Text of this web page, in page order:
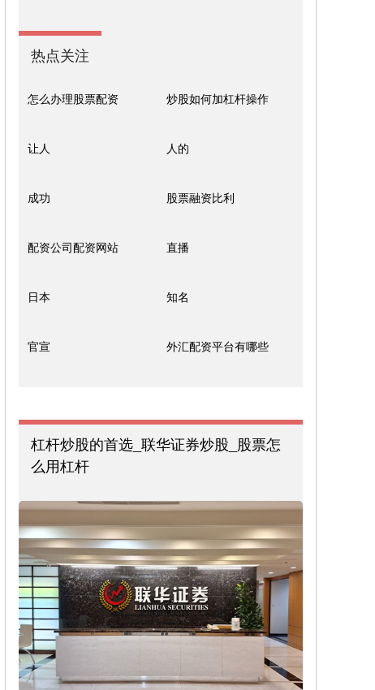
热点关注
怎么办理股票配资 炒股如何加杠杆操作
让人 人的
成功 股票融资比利
配资公司配资网站 直播
日本 知名
官宣 外汇配资平台有哪些
杠杆炒股的首选_联华证券炒股_股票怎
么用杠杆
炒股怎样加十倍杠杆 再获肯定！加州大学卡恩教授表
态：华为“韬定律”技术上完全可行
股票怎么用杠杆 2026-07-15